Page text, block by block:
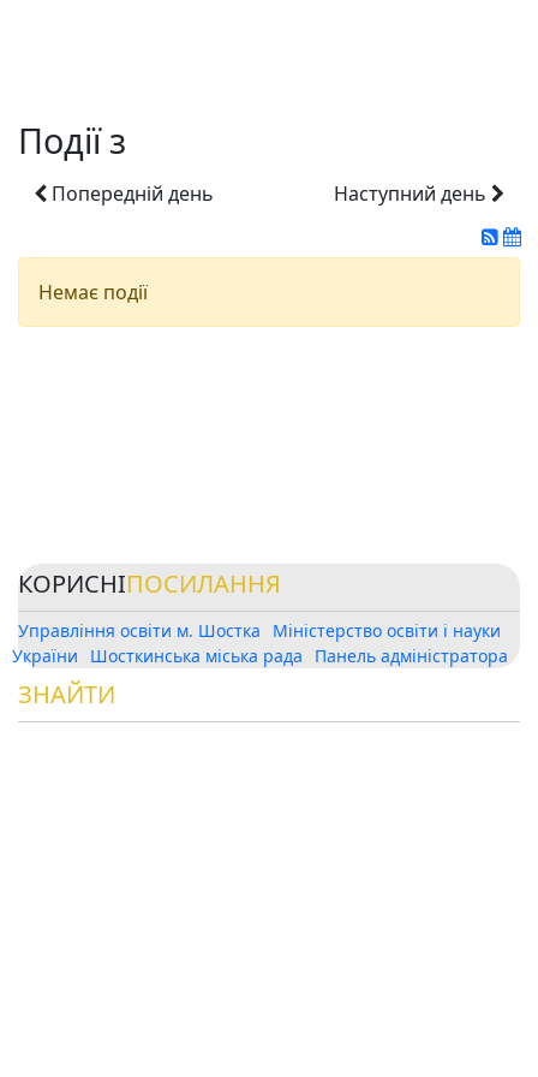
Події з
Попередній день Наступний день
Немає події
КОРИСНІПОСИЛАННЯ
Управління освіти м. Шостка
Міністерство освіти і науки
України
Шосткинська міська рада Панель адміністратора
ЗНАЙТИ